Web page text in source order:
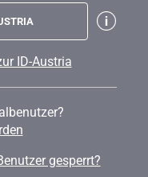
ID-Austria
gesperrt?